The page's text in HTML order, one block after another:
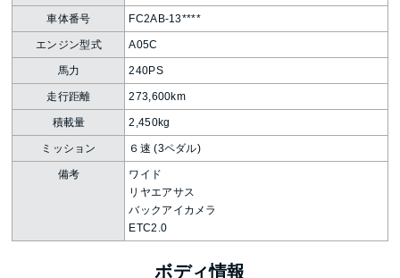
車体番号 FC2AB-13****
エンジン型式 A05C
馬力 240PS
走行距離 273,600km
積載量 2,450kg
ミッション ６速 (3ペダル)
備考
ワイド
リヤエアサス
バックアイカメラ
ETC2.0
ボディ情報